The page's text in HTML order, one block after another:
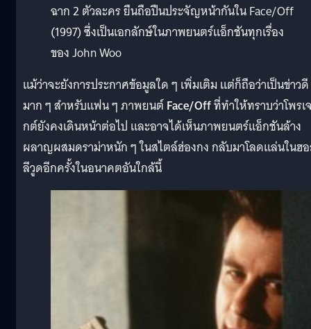
ฉาก 2 ตัวละคร ยืนถือปืนประจัญหน้ากันใน Face/Off
(1997) ซึ่งเป็นเอกลักษ์ในภาพยนตร์แอ็กชันทุกเรื่อง
ของ John Woo
แม้ว่าจะยังการประกาศข้อมูลใด ๆ เพิ่มเติม แต่ก็ถือว่าเป็นข่าวดี
มาก ๆ สำหรับแฟน ๆ ภาพยนต์Face/Offที่ทำให้ทราบว่าโพรเ
กต์ยังคงเดินหน้าต่อไป และอาจได้เห็นภาพยนตร์แอ็กชันล้าง
ผลาญผสมดราม่าหนัก ๆ ในสไตล์ฮ่องกง กลับมาโลดแล่นในฮ
ลีวูดอีกครั้งในอนาคตอันใกล้นี้